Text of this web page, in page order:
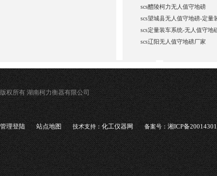
scs醴陵柯力无人值守地磅
scs望城县无人值守地磅-定量
scs定量装车系统-无人值守地
scs辽阳无人值守地磅厂家
版权所有 湖南柯力衡器有限公司
管理登陆 站点地图 技术支持：化工仪器网 备案号：湘ICP备